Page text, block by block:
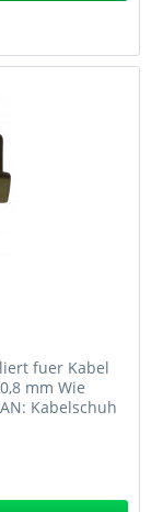
fuer Kabel
mm Wie
Kabelschuh